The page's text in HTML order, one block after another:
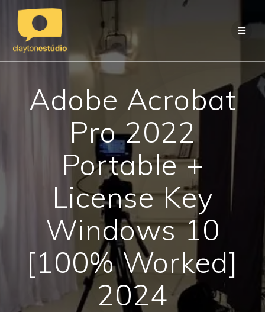
Adobe Acrobat
Pro 2022
Portable +
License Key
Windows 10
[100% Worked]
2024